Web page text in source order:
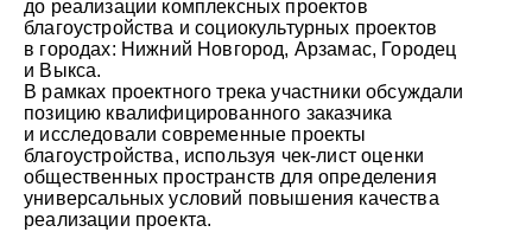
до реализации комплексных проектов
благоустройства и социокультурных проектов
в городах: Нижний Новгород, Арзамас, Городец
и Выкса.
В рамках проектного трека участники обсуждали
позицию квалифицированного заказчика
и исследовали современные проекты
благоустройства, используя чек-лист оценки
общественных пространств для определения
универсальных условий повышения качества
реализации проекта.